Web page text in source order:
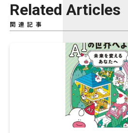
Related Articles
関連記事